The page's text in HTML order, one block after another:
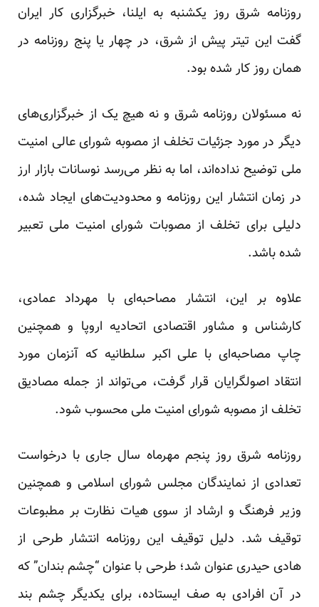
روزنامه شرق روز یکشنبه به ایلنا، خبرگزاری کار ایران
گفت این تیتر پیش از شرق، در چهار یا پنج روزنامه در‌‌‌
همان روز کار شده بود.
نه مسئولان روزنامه شرق و نه هیچ یک از خبرگزاری‌های
دیگر در مورد جزئیات تخلف از مصوبه شورای عالی امنیت
ملی توضیح نداده‌اند،‌ اما به نظر می‌رسد نوسانات بازار ارز
در زمان انتشار این روزنامه و محدودیت‌های ایجاد شده،
دلیلی برای تخلف از مصوبات شورای امنیت ملی تعبیر
شده باشد.
علاوه بر این، انتشار مصاحبه‌ای با مهرداد عمادی،
کار‌شناس و مشاور اقتصادی اتحادیه اروپا و همچنین
چاپ مصاحبه‌ای با علی اکبر سلطانیه که آنزمان مورد
انتقاد اصولگرایان قرار گرفت، می‌تواند از جمله مصادیق
تخلف از مصوبه شورای امنیت ملی محسوب شود.
روزنامه شرق روز پنجم مهرماه سال جاری با درخواست
تعدادی از نمایندگان مجلس شورای اسلامی و همچنین
وزیر فرهنگ و ارشاد از سوی هیات نظارت بر مطبوعات
توقیف شد. دلیل توقیف این روزنامه انتشار طرحی از
هادی حیدری عنوان شد؛ طرحی با عنوان “چشم بندان” که
در آن افرادی به صف ایستاده، برای یکدیگر چشم بند